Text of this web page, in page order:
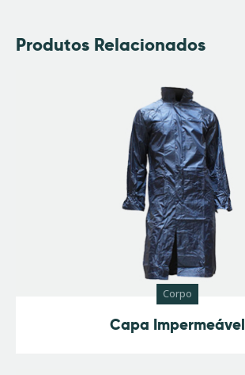
Produtos Relacionados
Corpo
Capa Impermeável